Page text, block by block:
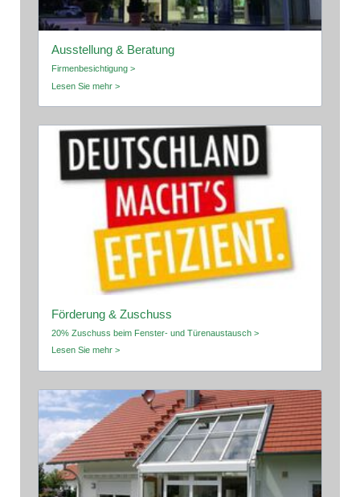
Ausstellung & Beratung
Firmenbesichtigung >
Lesen Sie mehr >
Förderung & Zuschuss
20% Zuschuss beim Fenster- und Türenaustausch >
Lesen Sie mehr >